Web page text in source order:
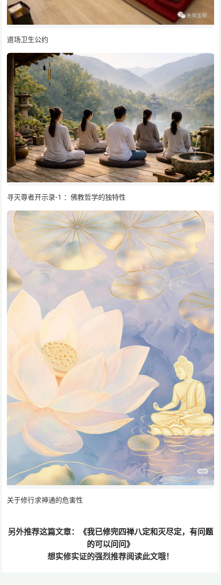
道场卫生公约
寻灭尊者开示录-1 ：佛教哲学的独特性
关于修行求神通的危害性
另外推荐这篇文章：
《我已修完四禅八定和灭尽定，有问题
的可以问问》
想实修实证的强烈推荐阅读此文哦！